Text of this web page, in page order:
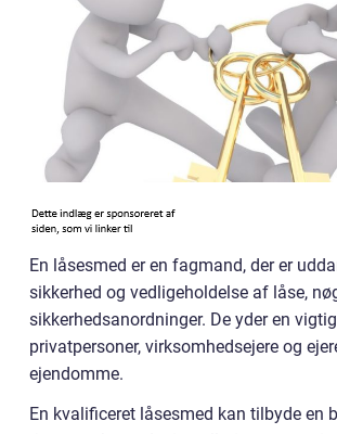
En låsesmed er en fagmand, der er
sikkerhed og vedligeholdelse af låse,
sikkerhedsanordninger. De yder en
privatpersoner, virksomhedsejere og
ejendomme.
En kvalificeret låsesmed kan tilbyde en